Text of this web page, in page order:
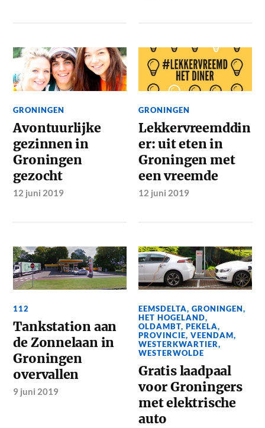
GRONINGEN
Avontuurlijke
gezinnen in
Groningen
gezocht
12 juni 2019
GRONINGEN
Lekkervreemddin
er: uit eten in
Groningen met
een vreemde
12 juni 2019
112
Tankstation aan
de Zonnelaan in
Groningen
overvallen
9 juni 2019
EEMSDELTA,GRONINGEN,
HET HOGELAND,
OLDAMBT,PEKELA,
PROVINCIE,VEENDAM,
WESTERKWARTIER,
WESTERWOLDE
Gratis laadpaal
voor Groningers
met elektrische
auto